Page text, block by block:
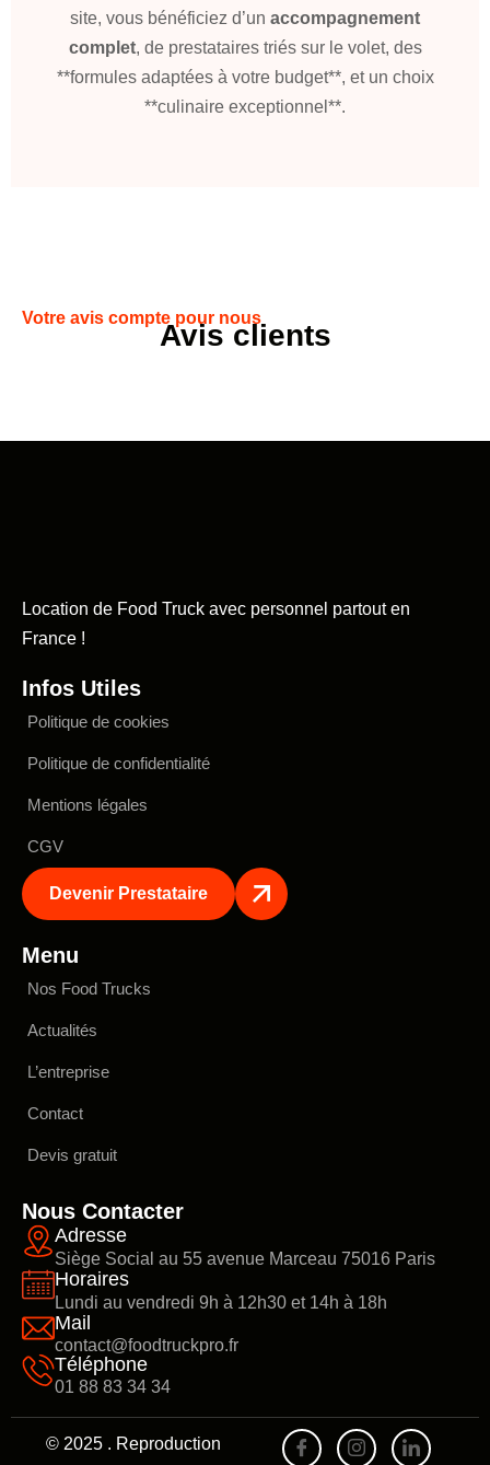
site, vous bénéficiez d’un accompagnement
complet, de prestataires triés sur le volet, des
**formules adaptées à votre budget**, et un choix
**culinaire exceptionnel**.
Votre avis compte pour nous
Avis clients
Location de Food Truck avec personnel partout en
France !
Infos Utiles
Politique de cookies
Politique de confidentialité
Mentions légales
CGV
Devenir Prestataire
Menu
Nos Food Trucks
Actualités
L’entreprise
Contact
Devis gratuit
Nous Contacter
Adresse
Siège Social au 55 avenue Marceau 75016 Paris
Horaires
Lundi au vendredi 9h à 12h30 et 14h à 18h
Mail
contact@foodtruckpro.fr
Téléphone
01 88 83 34 34
© 2025 . Reproduction